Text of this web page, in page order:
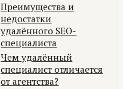
Преимущества и
недостатки
удалённого SEO-
специалиста
Чем удалённый
специалист отличается
от агентства?